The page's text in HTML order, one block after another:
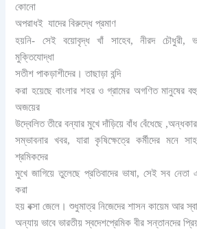
কোনো
অপরাধই যাদের বিরুদ্ধে প্রমাণ
হয়নি- সেই বয়োবৃদ্ধ খাঁ সাহেব, নীরদ চৌধুরী,
মুক্তিযোদ্ধা
সতীশ পাকড়াশীদের। তাছাড়া বন্দি
করা হয়েছে বাংলার শহর ও গ্রামের অগণিত মানুষের
অজয়ের
উদ্বেলিত তীরে বন্যার মুখে দাঁড়িয়ে বাঁধ বেঁধেছে
সম্ভাবনার খবর, যারা কৃষিক্ষেত্রে কর্মীদের মনে
শ্রমিকদের
মুখে জাগিয়ে তুলেছে প্রতিবাদের ভাষা, সেই সব নেতা
করা
হয় বক্সা জেলে। শুধুমাত্র নিজেদের শাসন কায়েম আর
অন্যায় ভাবে ভারতীয় স্বদেশপ্রেমিক বীর সন্তানদের